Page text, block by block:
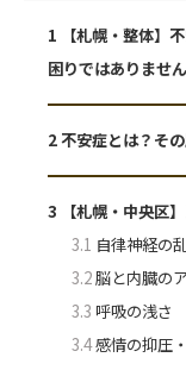
1 【札幌・整体】
困りではありませ
2不安症とは？そ
3 【札幌・中央区
3.1 自律神経の
3.2脳と内臓の
3.3 呼吸の浅さ
3.4感情の抑圧